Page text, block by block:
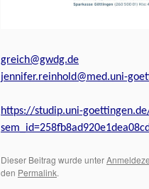
greich@gwdg.de
jennifer.reinhold@med.uni-
https://studip.uni-
Dieser Beitrag wurde unter
den Permalink.